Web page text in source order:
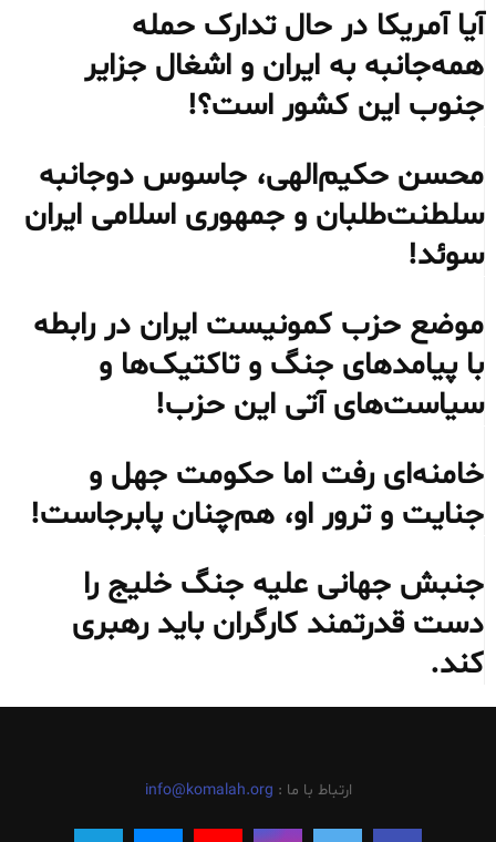
آیا آمریکا در حال تدارک حمله
همه‌جانبه به ایران و اشغال جزایر
جنوب این کشور است؟!
محسن حکیم‌الهی، جاسوس دوجانبه
سلطنت‌طلبان و جمهوری اسلامی ایران
سوئد!
موضع حزب کمونیست ایران در رابطه
با پیامدهای جنگ و تاکتیک‌ها و
سیاست‌های آتی این حزب!
خامنه‌ای رفت اما حکومت جهل و
جنایت و ترور او، هم‌چنان پابرجاست!
جنبش جهانی علیه جنگ خلیج را
دست قدرتمند کارگران باید رهبری
کند.
ارتباط با ما : info@komalah.org